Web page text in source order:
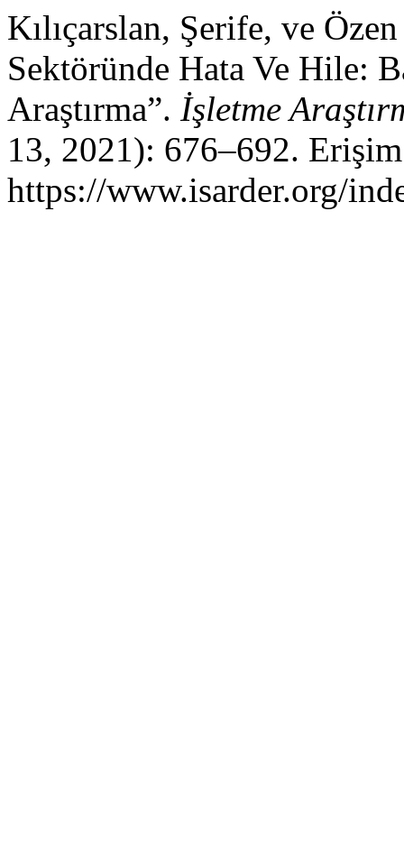
Kılıçarslan, Şerife, ve
Sektöründe Hata Ve Hile:
Araştırma”. İşletme
13, 2021): 676–692.
https://www.isarder.org/